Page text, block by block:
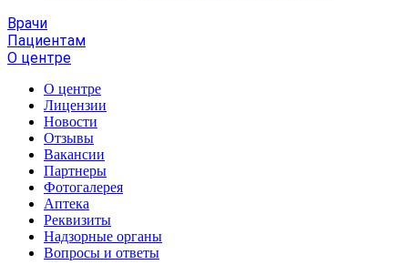
Врачи
Пациентам
О центре
О центре
Лицензии
Новости
Отзывы
Вакансии
Партнеры
Фотогалерея
Аптека
Реквизиты
Надзорные органы
Вопросы и ответы